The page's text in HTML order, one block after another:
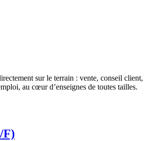
sur le terrain : vente, conseil
au cœur d’enseignes de toutes tailles.
F)